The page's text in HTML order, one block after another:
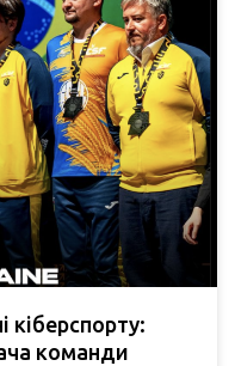
кіберспорту:
команди